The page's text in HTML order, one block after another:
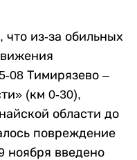
из-за обильных
08 Тимирязево –
(км 0-30),
области до
повреждение
ноября введено